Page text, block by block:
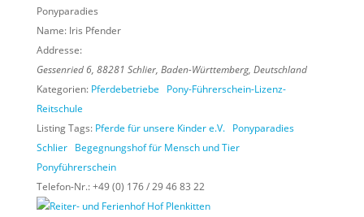
Ponyparadies
Name: Iris Pfender
Addresse:
Gessenried 6, 88281 Schlier, Baden-Württemberg, Deutschland
Kategorien: Pferdebetriebe
Pony-Führerschein-Lizenz-
Reitschule
Listing Tags: Pferde für unsere Kinder e.V. Ponyparadies
Schlier Begegnungshof für Mensch und Tier
Ponyführerschein
Telefon-Nr.:+49 (0) 176 / 29 46 83 22